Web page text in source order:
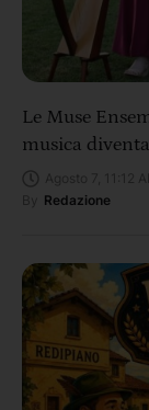
Le Muse
musica
Redazione